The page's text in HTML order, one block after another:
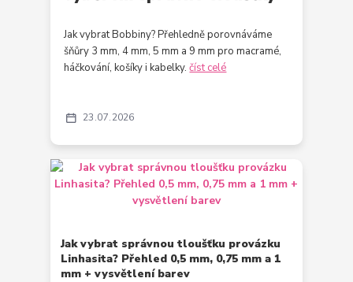
23 07 2026
Jak vybrat Bobbiny? Přehledně porovnáváme
šňůry 3 mm, 4 mm, 5 mm a 9 mm pro macramé,
háčkování, košíky i kabelky.číst celé
Jak vybrat správnou tloušťku provázku
Linhasita? Přehled 0,5 mm, 0,75 mm a 1
mm + vysvětlení barev